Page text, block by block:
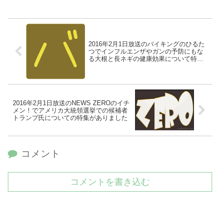
2016年2月1日放送のバイキングのひるた
つでインフルエンザやガンの予防にもな
る大根と長ネギの健康効果について特集
2016年2月1日放送のNEWS ZEROのイチ
メン！でアメリカ大統領選挙での候補者
トランプ氏についての特集がありました
コメント
コメントを書き込む